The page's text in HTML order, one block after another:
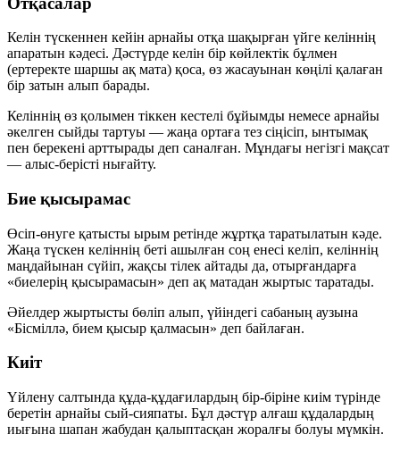
Келін түскеннен кейін арнайы отқа шақырған үйге келіннің
апаратын кәдесі. Дәстүрде келін бір көйлектік бұлмен
(ертеректе шаршы ақ мата) қоса, өз жасауынан көңілі қалаған
бір затын алып барады.
Келіннің өз қолымен тіккен кестелі бұйымды немесе арнайы
әкелген сыйды тартуы — жаңа ортаға тез сіңісіп, ынтымақ
пен берекені арттырады деп саналған. Мұндағы негізгі мақсат
— алыс-берісті нығайту.
Бие қысырамас
Өсіп-өнуге қатысты ырым ретінде жұртқа таратылатын кәде.
Жаңа түскен келіннің беті ашылған соң енесі келіп, келіннің
маңдайынан сүйіп, жақсы тілек айтады да, отырғандарға
«биелерің қысырамасын» деп ақ матадан жыртыс таратады.
Әйелдер жыртысты бөліп алып, үйіндегі сабаның аузына
«Бісміллә, бием қысыр қалмасын» деп байлаған.
Киіт
Үйлену салтында құда-құдағилардың бір-біріне киім түрінде
беретін арнайы сый-сияпаты. Бұл дәстүр алғаш құдалардың
иығына шапан жабудан қалыптасқан жоралғы болуы мүмкін.